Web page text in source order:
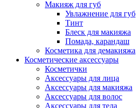
Макияж для губ
Увлажнение для губ
Тинт
Блеск для макияжа
Помада, карандаш
Косметика для демакияжа
Косметические аксессуары
Косметички
Аксессуары для лица
Аксессуары для макияжа
Аксессуары для волос
Аксессуары для тела